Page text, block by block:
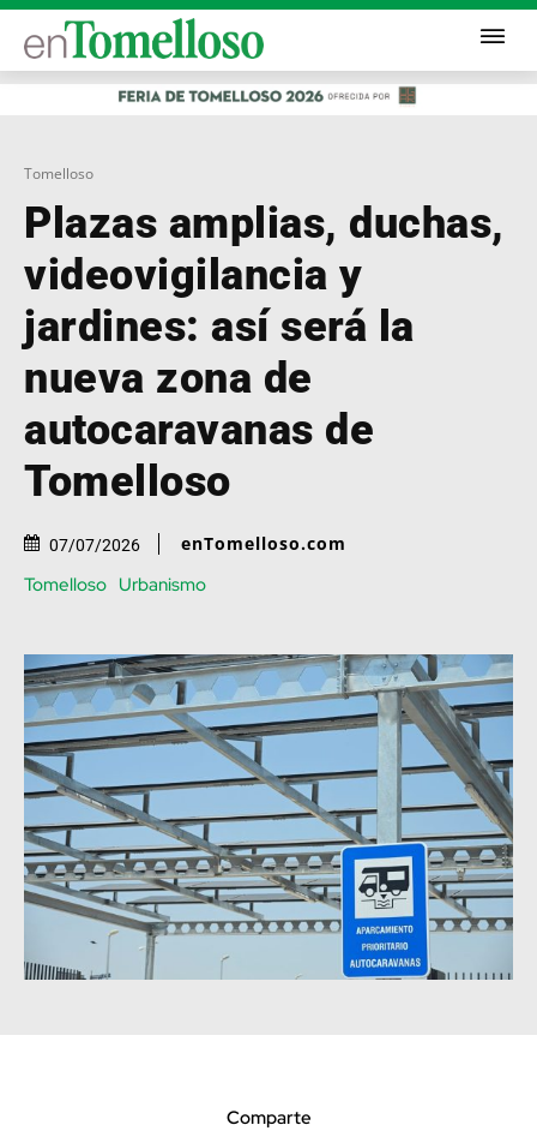
Tomelloso
Plazas amplias, duchas,
videovigilancia y
jardines: así será la
nueva zona de
autocaravanas de
Tomelloso
07/07/2026 enTomelloso.com
Tomelloso Urbanismo
Comparte